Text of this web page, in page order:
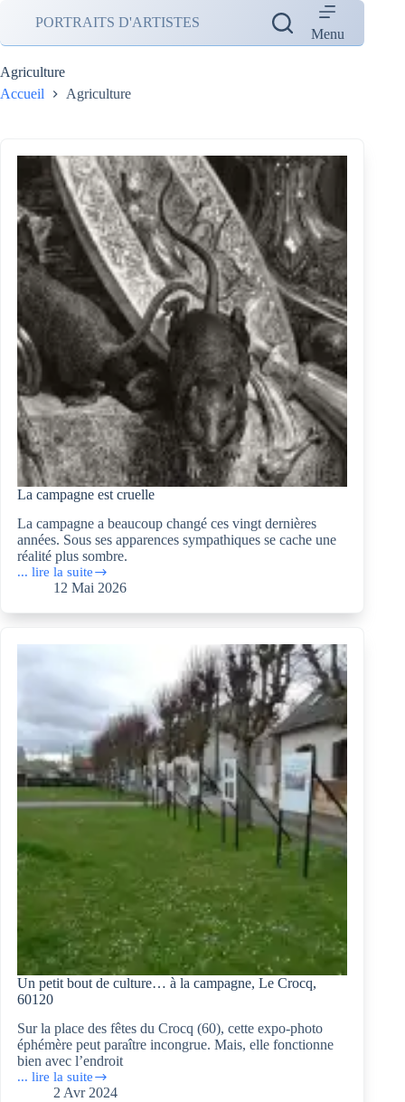
contenu
PORTRAITS D'ARTISTES
Menu
Agriculture
Accueil
Agriculture
La campagne est cruelle
La campagne a beaucoup changé ces vingt dernières
années. Sous ses apparences sympathiques se cache une
réalité plus sombre.
... lire la suite
La
campagne12 Mai 2026
Un petit bout de culture… à la campagne, Le Crocq,
60120
Sur la place des fêtes du Crocq (60), cette expo-photo
éphémère peut paraître incongrue. Mais, elle fonctionne
bien avec l’endroit
... lire la suite
Un
2 Avr 2024